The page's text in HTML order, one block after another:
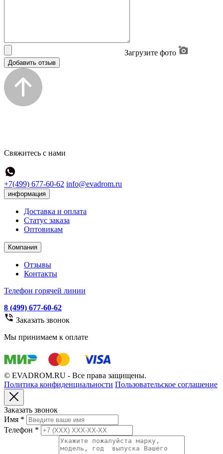
Загрузите фото
Добавить отзыв
Свяжитесь с нами
+7(499) 677-60-62 info@evadrom.ru
информация
Доставка и оплата
Статус заказа
Оптовикам
Компания
Отзывы
Контакты
Телефон горячей линии
8 (499) 677-60-62
Заказать звонок
Мы принимаем к оплате
© EVADROM.RU - Все права защищены.
Политика конфиденциальности Пользовательское соглашение
Заказать звонок
Имя *
Телефон *